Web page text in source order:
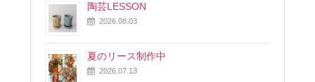
陶芸LESSON
2026.08.03
夏のリース制作中
2026.07.13